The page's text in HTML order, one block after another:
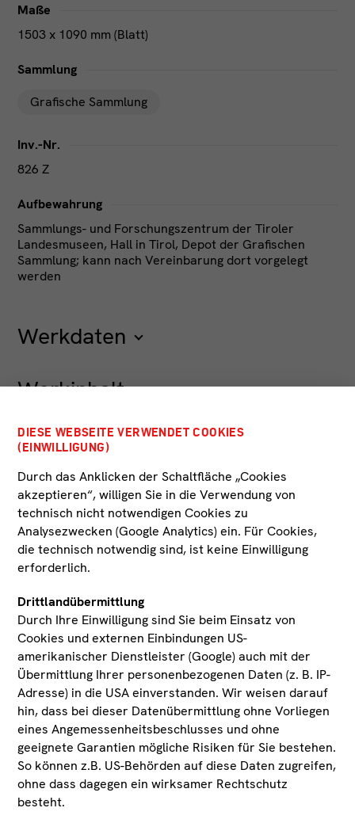
Maße
1503 x 1090 mm (Blatt)
Sammlung
Grafische Sammlung
Inv.-Nr.
826 Z
Aufbewahrung
Sammlungs- und Forschungszentrum der Tiroler
Landesmuseen, Hall in Tirol, Depot der Grafischen
Sammlung; kann nach Vereinbarung dort vorgelegt
werden
Werkdaten
Objektart
Zeichnung
Entstehungsgrund
Autonomes Kunstwerk
Wasserzeichen
Nicht geprüft
Erwerbung/Eigentum
Erworben 2025 im Rahmen des 39. Österreichischen
Grafikwettbewerbes als Preis der Bundeshauptstadt
Wien; Eigentum des Landes Tirol
Werkinhalt
ÄHNLICHE
WERKE NACH
Datierung
DIESE WEBSEITE VERWENDET COOKIES
(EINWILLIGUNG)
Durch das Anklicken der Schaltfläche „Cookies
akzeptieren“, willigen Sie in die Verwendung von
technisch nicht notwendigen Cookies zu
Analysezwecken (Google Analytics) ein. Für Cookies,
die technisch notwendig sind, ist keine Einwilligung
erforderlich.
Drittlandübermittlung
Durch Ihre Einwilligung sind Sie beim Einsatz von
Cookies und externen Einbindungen US-
amerikanischer Dienstleister (Google) auch mit der
Übermittlung Ihrer personenbezogenen Daten (z. B. IP-
Adresse) in die USA einverstanden. Wir weisen darauf
hin, dass bei dieser Datenübermittlung ohne Vorliegen
eines Angemessenheitsbeschlusses und ohne
geeignete Garantien mögliche Risiken für Sie bestehen.
So können z.B. US-Behörden auf diese Daten zugreifen,
ohne dass dagegen ein wirksamer Rechtschutz
besteht.